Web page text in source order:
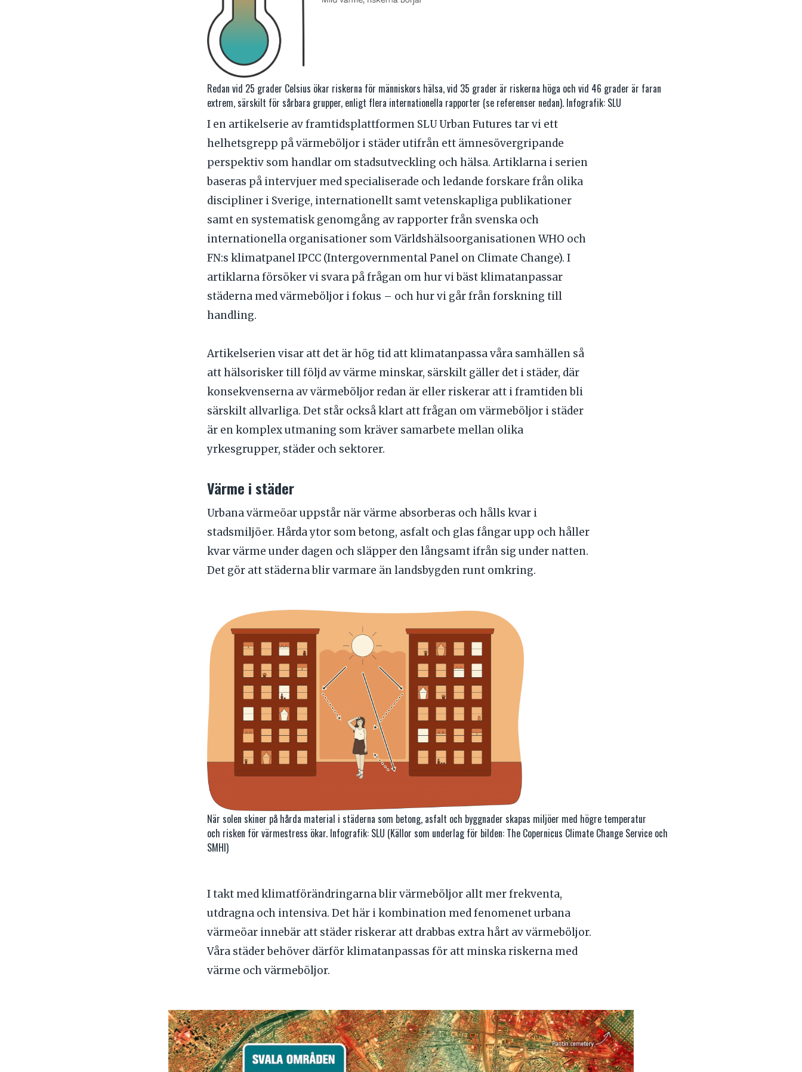
Redan vid 25 grader Celsius ökar riskerna för människors hälsa, vid 35 grader är riskerna höga och vid 46 grader är faran
extrem, särskilt för sårbara grupper, enligt flera internationella rapporter (se referenser nedan). Infografik: SLU
I en artikelserie av framtidsplattformen SLU Urban Futures tar vi ett
helhetsgrepp på värmeböljor i städer utifrån ett ämnesövergripande
perspektiv som handlar om stadsutveckling och hälsa. Artiklarna i serien
baseras på intervjuer med specialiserade och ledande forskare från olika
discipliner i Sverige, internationellt samt vetenskapliga publikationer
samt en systematisk genomgång av rapporter från svenska och
internationella organisationer som Världshälsoorganisationen WHO och
FN:s klimatpanel IPCC (Intergovernmental Panel on Climate Change). I
artiklarna försöker vi svara på frågan om hur vi bäst klimatanpassar
städerna med värmeböljor i fokus – och hur vi går från forskning till
handling.
Artikelserien visar att det är hög tid att klimatanpassa våra samhällen så
att hälsorisker till följd av värme minskar, särskilt gäller det i städer, där
konsekvenserna av värmeböljor redan är eller riskerar att i framtiden bli
särskilt allvarliga. Det står också klart att frågan om värmeböljor i städer
är en komplex utmaning som kräver samarbete mellan olika
yrkesgrupper, städer och sektorer.
Värme i städer
Urbana värmeöar uppstår när värme absorberas och hålls kvar i
stadsmiljöer. Hårda ytor som betong, asfalt och glas fångar upp och håller
kvar värme under dagen och släpper den långsamt ifrån sig under natten.
Det gör att städerna blir varmare än landsbygden runt omkring.
När solen skiner på hårda material i städerna som betong, asfalt och byggnader skapas miljöer med högre temperatur
och risken för värmestress ökar. Infografik: SLU (Källor som underlag för bilden: The Copernicus Climate Change Service och
SMHI)
I takt med klimatförändringarna blir värmeböljor allt mer frekventa,
utdragna och intensiva. Det här i kombination med fenomenet urbana
värmeöar innebär att städer riskerar att drabbas extra hårt av värmeböljor.
Våra städer behöver därför klimatanpassas för att minska riskerna med
värme och värmeböljor.